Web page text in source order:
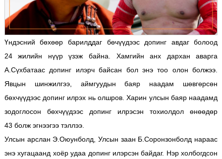
Үндэсний бөхөөр барилддаг бөчүүдээс допинг авдаг болоод
24 жилийн нүүр үзэж байна. Хамгийн анх дархан аварга
А.Сүхбатаас допинг илэрч байсан бол энэ тоо олон болжээ.
Явцын шинжилгээ, аймгуудын баяр наадам шөвгөрсөн
бөхчүүдээс допинг илрэх нь олшров. Харин улсын баяр наадамд
зодоглосон бөхчүүдээс допинг илрэсэн тохиолдол өнөөдөр
43 болж эгнээгээ тэллээ.
Улсын арслан Э.Оюунболд, Улсын заан Б.Соронзонболд нараас
энэ хугацаанд хоёр удаа допинг илэрсэн байдаг. Нэр холбогдсон